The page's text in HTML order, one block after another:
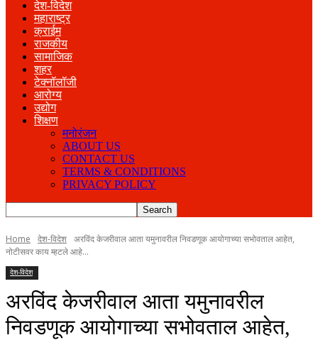
देश-विदेश
महाराष्ट्र
क्राईम
राजकीय
सामाजिक
शहर
टेक्नॉलॉजी
आरोग्य
उद्योग
शिक्षण
मनोरंजन
ABOUT US
CONTACT US
TERMS & CONDITIONS
PRIVACY POLICY
Home देश-विदेश अरविंद केजरीवाल आता यमुनावरील निवडणूक आयोगाच्या सभोवताल आहेत,
नोटीसवर काय म्हटले आहे...
देश-विदेश
अरविंद केजरीवाल आता यमुनावरील
निवडणूक आयोगाच्या सभोवताल आहेत,